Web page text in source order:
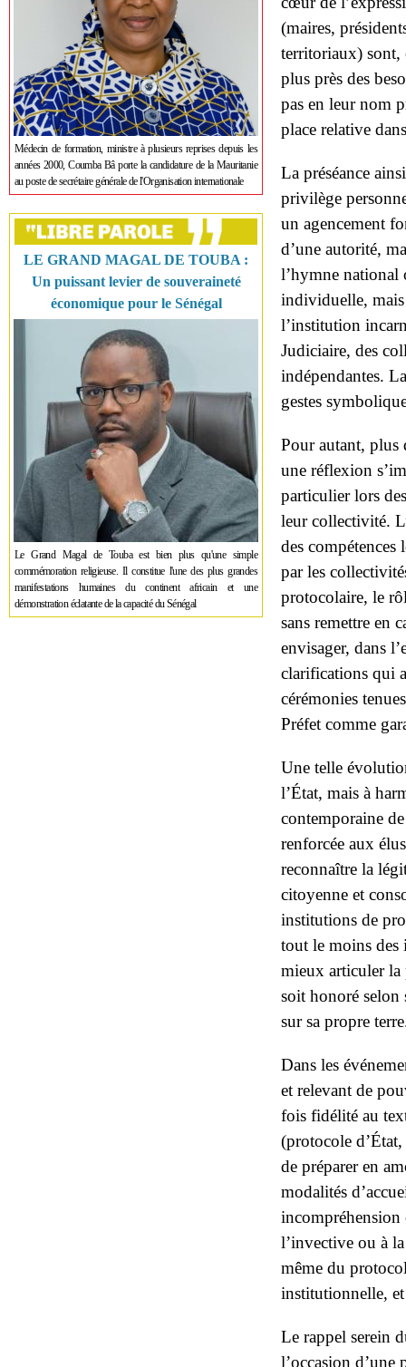
Médecin de formation, ministre à plusieurs reprises depuis les
années 2000, Coumba Bâ porte la candidature de la Mauritanie
au poste de secrétaire générale de l'Organisation internationale
LE GRAND MAGAL DE TOUBA :
Un puissant levier de souveraineté
économique pour le Sénégal
Le Grand Magal de Touba est bien plus qu'une simple
commémoration religieuse. Il constitue l'une des plus grandes
manifestations humaines du continent africain et une
démonstration éclatante de la capacité du Sénégal
(maires,
territoriaux) sont,
plus près des
pas en leur nom
place relative
La préséance
privilège
un agencement
d’une autorité,
l’hymne national
individuelle,
l’institution
Judiciaire, des
indépendantes.
gestes
Pour autant, plus
une réflexion
particulier lors
leur collectivité.
des
par les
protocolaire, le
sans remettre en
envisager, dans
clarifications qui
cérémonies
Préfet comme
Une telle
l’État, mais à
contemporaine
renforcée aux
reconnaître la
citoyenne et
institutions de
tout le moins des
mieux articuler la
soit honoré selon
sur sa propre
Dans les
et relevant de
fois fidélité au
(protocole
de préparer en
modalités
incompréhension
l’invective ou à
même du
institutionnelle,
Le rappel serein
l’occasion d’une